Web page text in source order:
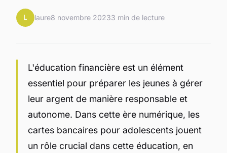
L laure8 novembre 20233 min de lecture
L'éducation financière est un élément
essentiel pour préparer les jeunes à gérer
leur argent de manière responsable et
autonome. Dans cette ère numérique, les
cartes bancaires pour adolescents jouent
un rôle crucial dans cette éducation, en